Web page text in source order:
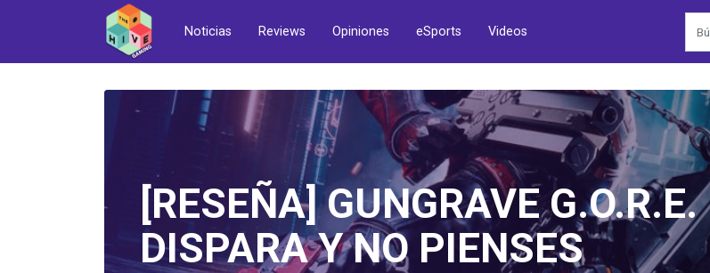
Noticias Reviews Opiniones eSports Videos
[RESEÑA] GUNGRAVE
DISPARA Y NO PIENSES